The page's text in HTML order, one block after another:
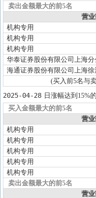
卖出金额最大的前5名
营
机构专用
机构专用
机构专用
华泰证券股份有限公司上海分
海通证券股份有限公司上海
(买入前5名与
2025-04-28 日涨幅达到15%
买入金额最大的前5名
营
机构专用
机构专用
机构专用
机构专用
机构专用
卖出金额最大的前5名
营